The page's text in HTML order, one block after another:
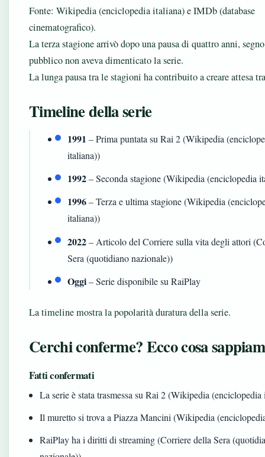
Fonte: Wikipedia (enciclopedia italiana) e IMDb (database
cinematografico).
La terza stagione arrivò dopo una pausa di quattro anni,
pubblico non aveva dimenticato la serie.
La lunga pausa tra le stagioni ha contribuito a creare attesa
Timeline della serie
1991 – Prima puntata su Rai 2 (Wikipedia
italiana))
1992– Seconda stagione (Wikipedia (enciclopedia
1996– Terza e ultima stagione (Wikipedia
italiana))
2022– Articolo del Corriere sulla vita degli attori
Sera (quotidiano nazionale))
Oggi– Serie disponibile su RaiPlay
La timeline mostra la popolarità duratura della serie.
Cerchi conferme? Ecco cosa
Fatti confermati
La serie è stata trasmessa su Rai 2 (Wikipedia
Il muretto si trova a Piazza Mancini (Wikipedia
RaiPlay ha i diritti di streaming (Corriere della Sera